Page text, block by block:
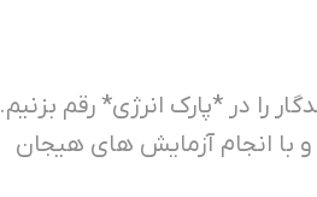
را در *پارک انرژی* رقم بزنیم.
و با انجام آزمایش های هیجان